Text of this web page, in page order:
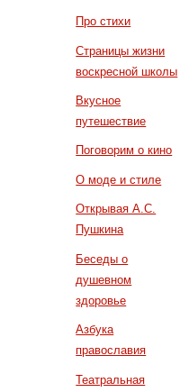
Про стихи
Страницы жизни
воскресной школы
Вкусное
путешествие
Поговорим о кино
О моде и стиле
Открывая А.С.
Пушкина
Беседы о
душевном
здоровье
Азбука
православия
Театральная